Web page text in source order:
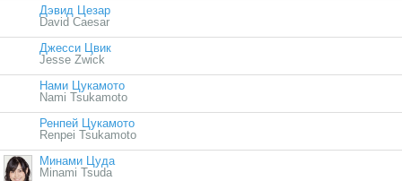
Дэвид Цезар
David Caesar
Джесси Цвик
Jesse Zwick
Нами Цукамото
Nami Tsukamoto
Ренпей Цукамото
Renpei Tsukamoto
Минами Цуда
Minami Tsuda